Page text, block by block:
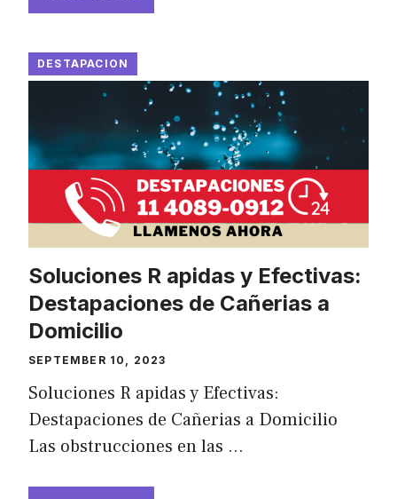
DESTAPACION
Soluciones R apidas y Efectivas:
Destapaciones de Cañerias a
Domicilio
SEPTEMBER 10, 2023
Soluciones R apidas y Efectivas:
Destapaciones de Cañerias a Domicilio
Las obstrucciones en las …